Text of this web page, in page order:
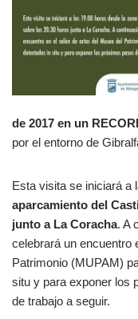
de 2017 en un
por el entorno de
Esta visita se iniciará a
aparcamiento del
junto a La Coracha. A
celebrará un encuentro
Patrimonio (MUPAM)
situ y para exponer los
de trabajo a seguir.